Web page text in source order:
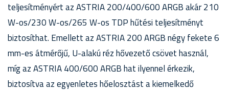
teljesítményért az ASTRIA 200/400/600 ARGB akár 210
W-os/230 W-os/265 W-os TDP hűtési teljesítményt
biztosíthat. Emellett az ASTRIA 200 ARGB négy fekete 6
mm-es átmérőjű, U-alakú réz hővezető csövet használ,
míg az ASTRIA 400/600 ARGB hat ilyennel érkezik,
biztosítva az egyenletes hőelosztást a kiemelkedő